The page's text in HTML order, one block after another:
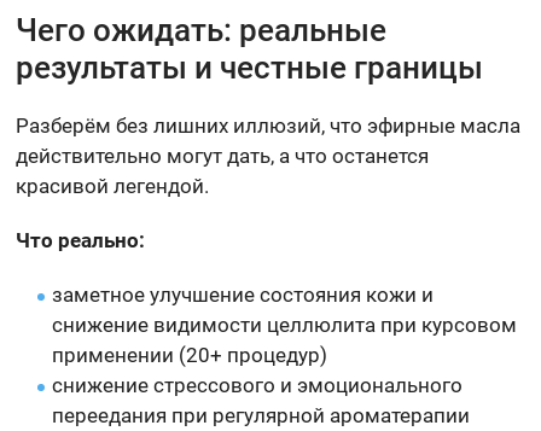
Чего ожидать: реальные
результаты и честные границы
Разберём без лишних иллюзий, что эфирные масла
действительно могут дать, а что останется
красивой легендой.
Что реально:
заметное улучшение состояния кожи и
снижение видимости целлюлита при курсовом
применении (20+ процедур)
снижение стрессового и эмоционального
переедания при регулярной ароматерапии